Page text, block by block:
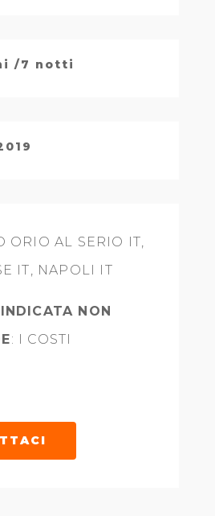
/7 notti
ORIO AL SERIO IT,
IT, NAPOLI IT
NON
: I COSTI